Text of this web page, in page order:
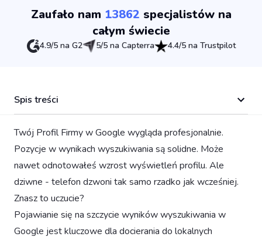
Zaufało nam 13862 specjalistów na
całym świecie
4.9/5 na G2 5/5 na Capterra 4.4/5 na Trustpilot
Spis treści
Twój Profil Firmy w Google wygląda profesjonalnie.
Pozycje w wynikach wyszukiwania są solidne. Może
nawet odnotowałeś wzrost wyświetleń profilu. Ale
dziwne - telefon dzwoni tak samo rzadko jak wcześniej.
Znasz to uczucie?
Pojawianie się na szczycie wyników wyszukiwania w
Google jest kluczowe dla docierania do lokalnych